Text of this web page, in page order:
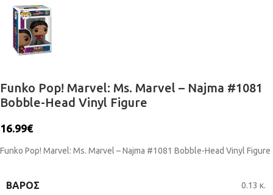
Funko Pop! Marvel: Ms. Marvel – Najma #1081
Bobble-Head Vinyl Figure
16.99€
Funko Pop! Marvel: Ms. Marvel – Najma #1081 Bobble-Head Vinyl Figure
ΒΆΡΟΣ 0.13 κ.